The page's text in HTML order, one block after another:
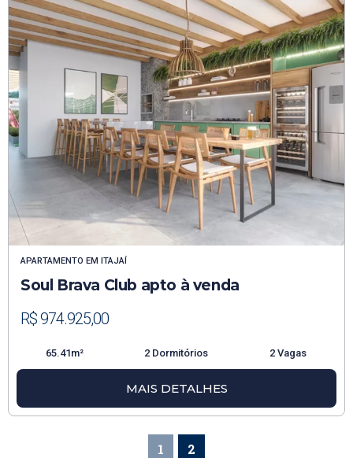
APARTAMENTO EM ITAJAÍ
Soul Brava Club apto à venda
R$ 974.925,00
65.41m² 2 Dormitórios 2 Vagas
MAIS DETALHES
1 2